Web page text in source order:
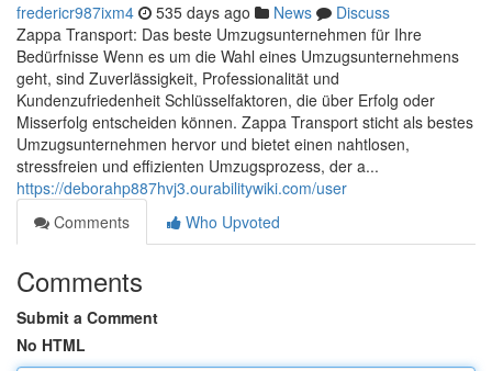
fredericr987ixm4 535 days ago News
Discuss
Zappa Transport: Das beste Umzugsunternehmen für Ihre
Bedürfnisse Wenn es um die Wahl eines Umzugsunternehmens
geht, sind Zuverlässigkeit, Professionalität und
Kundenzufriedenheit Schlüsselfaktoren, die über Erfolg oder
Misserfolg entscheiden können. Zappa Transport sticht als bestes
Umzugsunternehmen hervor und bietet einen nahtlosen,
stressfreien und effizienten Umzugsprozess, der a...
https://deborahp887hvj3.ourabilitywiki.com/user
Comments
Who Upvoted
Comments
Submit a Comment
No HTML